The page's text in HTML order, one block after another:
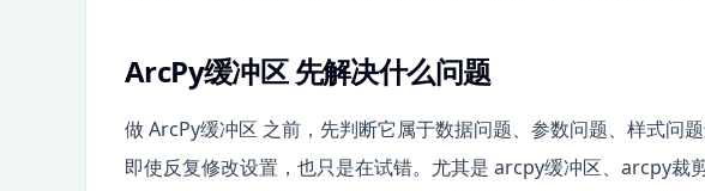
ArcPy缓冲区 先解决什么问题
做 ArcPy缓冲区 之前，先判断它属于数据问题、参数问题、样式问
即使反复修改设置，也只是在试错。尤其是 arcpy缓冲区、arcpy裁